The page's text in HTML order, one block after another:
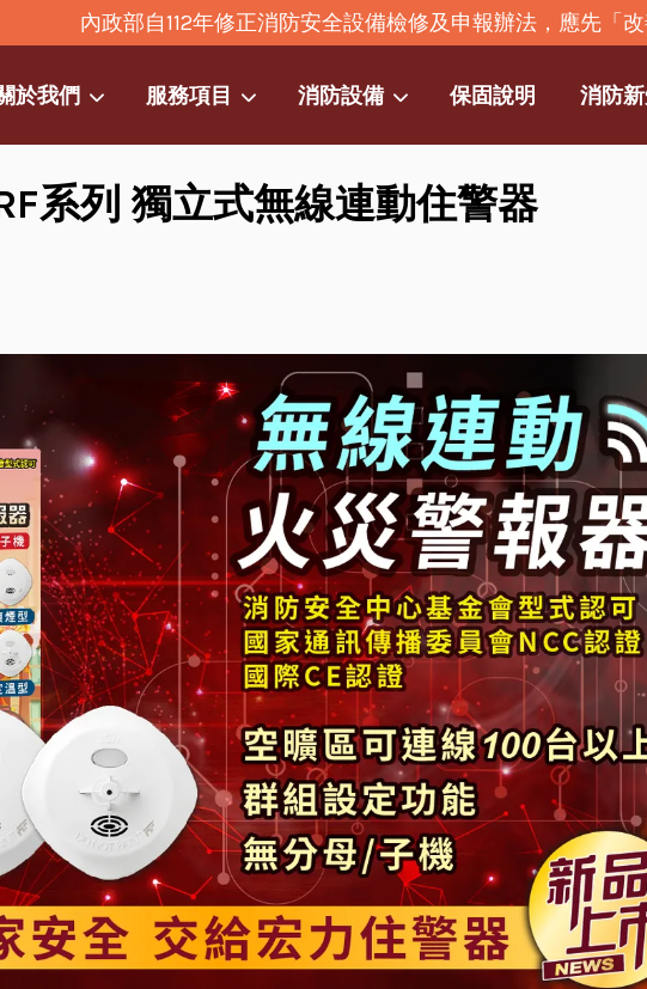
內政部自112年修正消防安全設備檢修及申報辦法，應先「
於我們 服務項目 消防設備 保固說明 消防
系列 獨立式無線連動住警器
您的購物車目前還是空的。